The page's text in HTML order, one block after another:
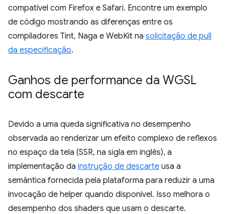
compatível com Firefox e Safari. Encontre um exemplo
de código mostrando as diferenças entre os
compiladores Tint, Naga e WebKit na solicitação de pull
da especificação.
Ganhos de performance da WGSL
com descarte
Devido a uma queda significativa no desempenho
observada ao renderizar um efeito complexo de reflexos
no espaço da tela (SSR, na sigla em inglês), a
implementação da instrução de descarte usa a
semântica fornecida pela plataforma para reduzir a uma
invocação de helper quando disponível. Isso melhora o
desempenho dos shaders que usam o descarte.